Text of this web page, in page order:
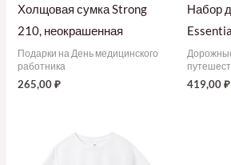
Холщовая сумка Strong
210, неокрашенная
Подарки на День медицинского
работника
265,00₽
Набор
419,00₽